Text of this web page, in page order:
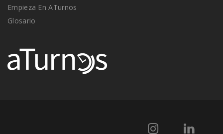
Empieza En ATurnos
Glosario